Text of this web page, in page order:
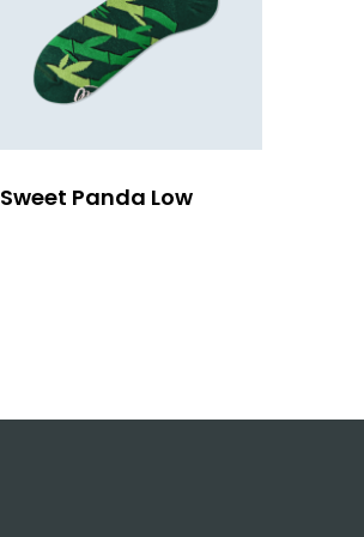
Sweet Panda Low